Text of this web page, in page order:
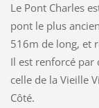
Le Pont Charles
pont le plus
516m de long, et
Il est renforcé par
celle de la Vieille
Côté.